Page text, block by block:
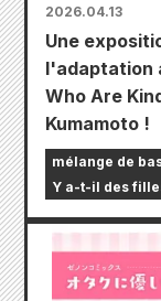
2026.04.13
Une
l'adaptation
Who Are
Kumamoto !
mélange de
Y a-t-il des